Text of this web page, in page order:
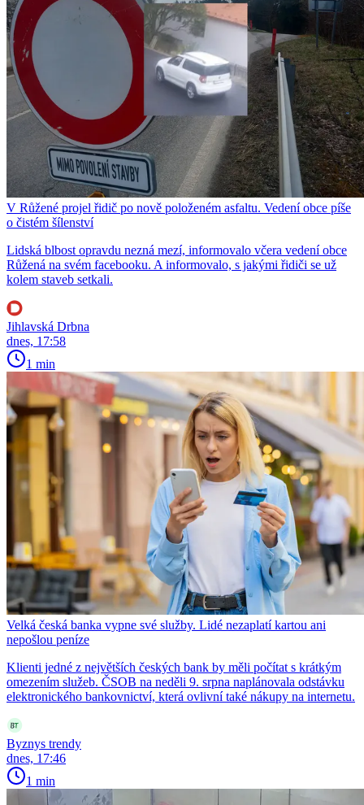
V Růžené projel řidič po nově položeném asfaltu. Vedení obce píše
o čistém šílenství
Lidská blbost opravdu nezná mezí, informovalo včera vedení obce
Růžená na svém facebooku. A informovalo, s jakými řidiči se už
kolem staveb setkali.
Jihlavská Drbna
dnes, 17:58
1 min
Velká česká banka vypne své služby. Lidé nezaplatí kartou ani
nepošlou peníze
Klienti jedné z největších českých bank by měli počítat s krátkým
omezením služeb. ČSOB na neděli 9. srpna naplánovala odstávku
elektronického bankovnictví, která ovlivní také nákupy na internetu.
Byznys trendy
dnes, 17:46
1 min